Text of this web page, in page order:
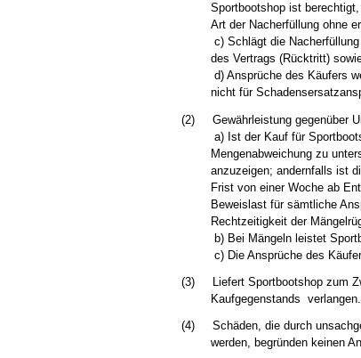
Sportbootshop ist
Art der Nacherfüllung ohne
c) Schlägt die
des Vertrags (Rücktritt)
d) Ansprüche des Käufers
nicht für
(2)
Gewährleistung gegenüber
a) Ist der Kauf für
Mengenabweichung zu
anzuzeigen; andernfalls ist
Frist von einer Woche ab
Beweislast für sämtliche
Rechtzeitigkeit der
b) Bei Mängeln leistet
c) Die Ansprüche des
(3)
Liefert Sportbootshop zum
Kaufgegenstands verlangen.
(4)
Schäden, die durch
werden, begründen keinen